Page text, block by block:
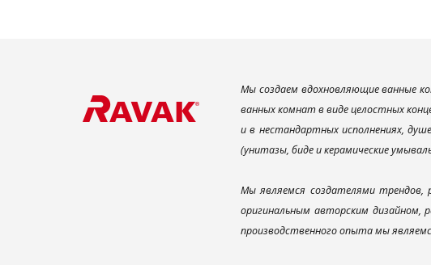
Мы создаем вдохновляющие ванные
ванных комнат в виде целостных
и в нестандартных исполнениях,
(унитазы, биде и керамические
Мы являемся создателями трендов,
оригинальным авторским дизайном,
производственного опыта мы